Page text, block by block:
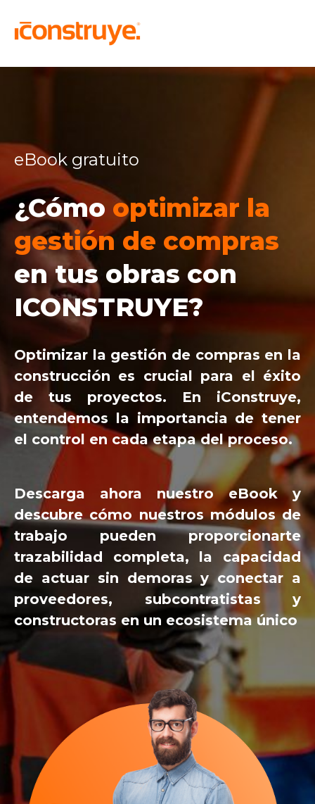
eBook gratuito
¿Cómo optimizar la
gestión de compras
en tus obras con
ICONSTRUYE?
Optimizar la gestión de compras en la
construcción es crucial para el éxito
de tus proyectos. En iConstruye,
entendemos la importancia de tener
el control en cada etapa del proceso.
Descarga ahora nuestro eBook y
descubre cómo nuestros módulos de
trabajo pueden proporcionarte
trazabilidad completa, la capacidad
de actuar sin demoras y conectar a
proveedores, subcontratistas y
constructoras en un ecosistema único